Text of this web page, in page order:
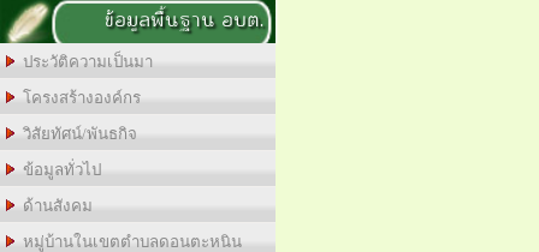
ข้อมูลพื้นฐาน อบต.
ประวัติความเป็นมา
โครงสร้างองค์กร
วิสัยทัศน์/พันธกิจ
ข้อมูลทั่วไป
ด้านสังคม
หมู่บ้านในเขตตำบลดอนตะหนิน